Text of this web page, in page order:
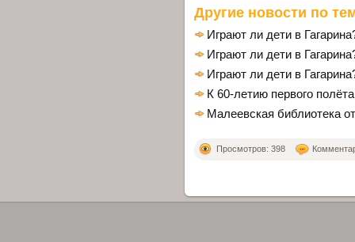
Другие новости по
Играют ли дети в
Играют ли дети в
Играют ли дети в
К 60-летию первого
Малеевская библиотека
Просмотров: 398